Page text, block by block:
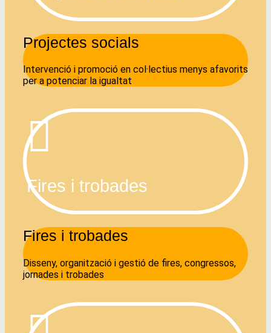
Projectes socials
Intervenció i promoció en col·lectius menys afavorits
per a potenciar la igualtat
Fires i trobades
Fires i trobades
Disseny, organització i gestió de fires, congressos,
jornades i trobades